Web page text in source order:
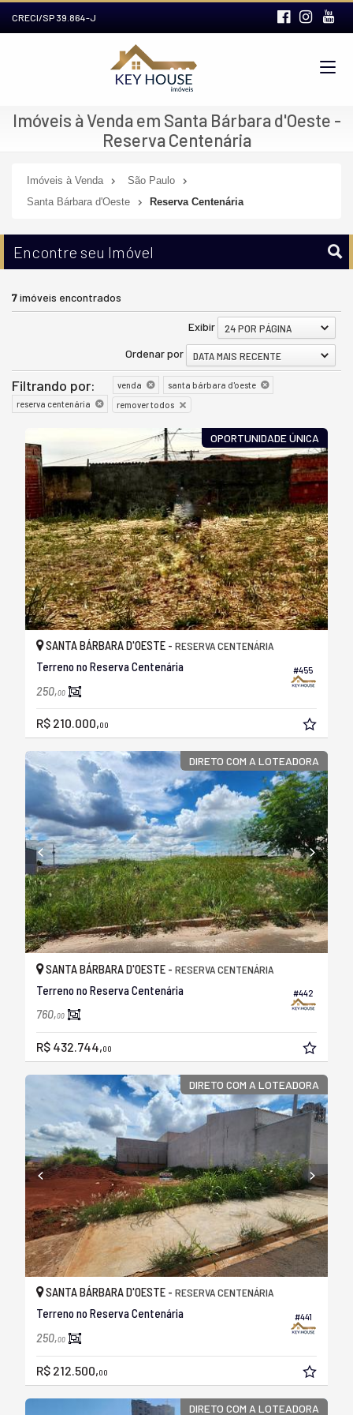
CRECI/SP 39.864-J
Imóveis à Venda em Santa Bárbara d'Oeste -
Reserva Centenária
Imóveis à Venda
São Paulo
Santa Bárbara d'Oeste
Reserva Centenária
Encontre seu Imóvel
7imóveis encontrados
Exibir
24 POR PÁGINA
Ordenar por
DATA MAIS RECENTE
Filtrando por: venda
santa bárbara d'oeste
reserva centenária
remover todos
OPORTUNIDADE ÚNICA
#455
SANTA BÁRBARA D'OESTE - RESERVA CENTENÁRIA
Terreno no Reserva Centenária
250,00
R$ 210.000,00
DIRETO COM A LOTEADORA
#442
SANTA BÁRBARA D'OESTE - RESERVA CENTENÁRIA
Terreno no Reserva Centenária
760,00
R$ 432.744,00
DIRETO COM A LOTEADORA
#441
SANTA BÁRBARA D'OESTE - RESERVA CENTENÁRIA
Terreno no Reserva Centenária
250,00
R$ 212.500,00
DIRETO COM A LOTEADORA